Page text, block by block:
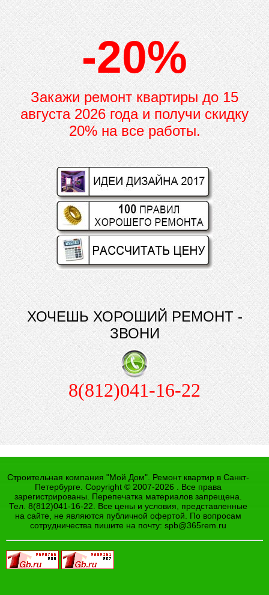
-20%
Закажи ремонт квартиры до15
августа 2026 года и получи скидку
20% на все работы.
ХОЧЕШЬ ХОРОШИЙ РЕМОНТ -
ЗВОНИ
8(812)041-16-22
Строительная компания "Мой Дом". Ремонт квартир в Санкт-
Петербурге. Copyright © 2007-2026 . Все права
зарегистрированы. Перепечатка материалов запрещена.
Тел. 8(812)041-16-22. Все цены и условия, представленные
на сайте, не являются публичной офертой. По вопросам
сотрудничества пишите на почту: spb@365rem.ru